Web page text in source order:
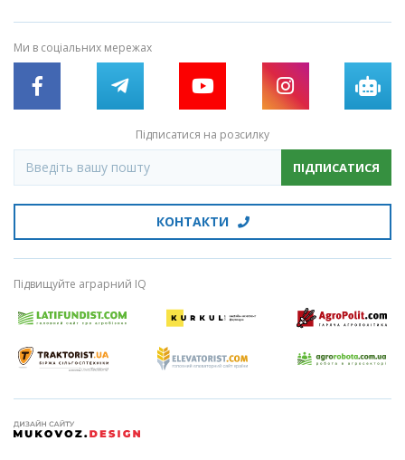
Ми в соціальних мережах
Підписатися на розсилку
ПІДПИСАТИСЯ
КОНТАКТИ
Підвищуйте аграрний IQ